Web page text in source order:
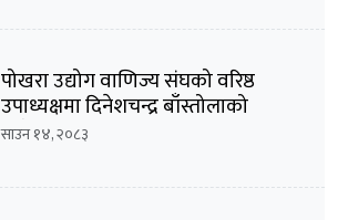
पोखरा उद्योग वाणिज्य संघको वरिष्ठ
उपाध्यक्षमा दिनेशचन्द्र बाँस्तोलाको
उम्मेदवारी घोषणा
साउन १४, २०८३